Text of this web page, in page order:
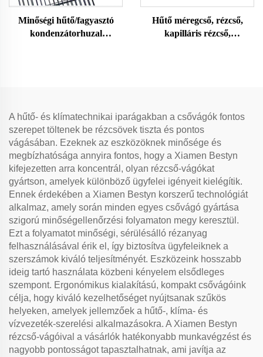
Minőségi hűtő/fagyasztó
kondenzátorhuzal
Hűtő méregcső, rézcső,
kapilláris rézcső,
A hűtő- és klímatechnikai iparágakban a csővágók fontos
szerepet töltenek be rézcsövek tiszta és pontos
vágásában. Ezeknek az eszközöknek minősége és
megbízhatósága annyira fontos, hogy a Xiamen Bestyn
kifejezetten arra koncentrál, olyan rézcső-vágókat
gyártson, amelyek különböző ügyfelei igényeit kielégítik.
Ennek érdekében a Xiamen Bestyn korszerű technológiát
alkalmaz, amely során minden egyes csővágó gyártása
szigorú minőségellenőrzési folyamaton megy keresztül.
Ezt a folyamatot minőségi, sérülésálló rézanyag
felhasználásával érik el, így biztosítva ügyfeleiknek a
szerszámok kiváló teljesítményét. Eszközeink hosszabb
ideig tartó használata közbeni kényelem elsődleges
szempont. Ergonómikus kialakítású, kompakt csővágóink
célja, hogy kiváló kezelhetőséget nyújtsanak szűkös
helyeken, amelyek jellemzőek a hűtő-, klíma- és
vízvezeték-szerelési alkalmazásokra. A Xiamen Bestyn
rézcső-vágóival a vásárlók hatékonyabb munkavégzést és
nagyobb pontosságot tapasztalhatnak, ami javítja az